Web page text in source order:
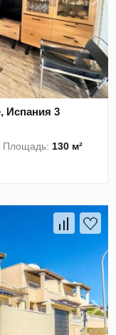
Испания 3
Площадь: 130 м²